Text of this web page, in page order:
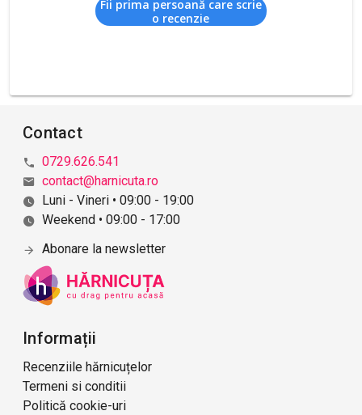
Fii prima persoană care scrie
o recenzie
Contact
0729.626.541
contact@harnicuta.ro
Luni - Vineri • 09:00 - 19:00
Weekend • 09:00 - 17:00
Abonare la newsletter
Informații
Recenziile hărnicuțelor
Termeni si conditii
Politică cookie-uri